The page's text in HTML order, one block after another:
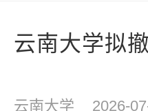
云南大学拟
云南大学 2026-